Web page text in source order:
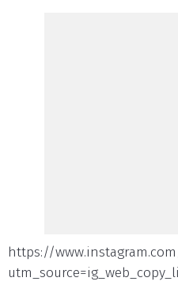
https://